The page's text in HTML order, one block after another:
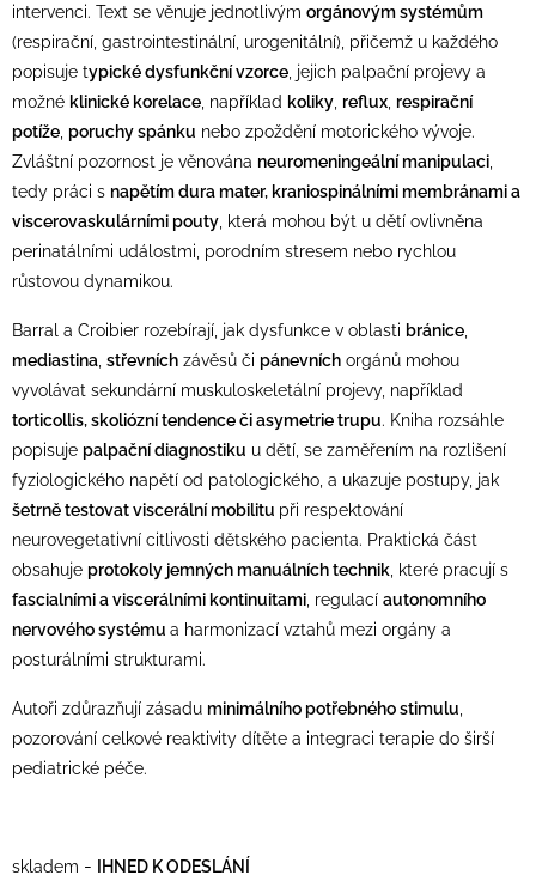
intervenci. Text se věnuje jednotlivým orgánovým systémům
(respirační, gastrointestinální, urogenitální), přičemž u každého
popisuje typické dysfunkční vzorce , jejich palpační projevy a
možné klinické korelace , například koliky reflux respirační
potíže poruchy spánku nebo zpoždění motorického vývoje.
Zvláštní pozornost je věnována neuromeningeální manipulaci
tedy práci s napětím dura mater, kraniospinálními membránami a
viscerovaskulárními pouty , která mohou být u dětí ovlivněna
perinatálními událostmi, porodním stresem nebo rychlou
růstovou dynamikou.
Barral a Croibier rozebírají, jak dysfunkce v oblasti bránice
mediastina střevních závěsů či pánevních orgánů mohou
vyvolávat sekundární muskuloskeletální projevy, například
torticollis, skoliózní tendence či asymetrie trupu. Kniha rozsáhle
popisuje palpační diagnostiku u dětí, se zaměřením na rozlišení
fyziologického napětí od patologického, a ukazuje postupy, jak
šetrně testovat viscerální mobilitu při respektování
neurovegetativní citlivosti dětského pacienta. Praktická část
obsahuje protokoly jemných manuálních technik , které pracují s
fascialními a viscerálními kontinuitami , regulací autonomního
nervového systému a harmonizací vztahů mezi orgány a
posturálními strukturami.
Autoři zdůrazňují zásadu minimálního potřebného stimulu
pozorování celkové reaktivity dítěte a integraci terapie do širší
pediatrické péče.
skladem - IHNED K ODESLÁNÍ